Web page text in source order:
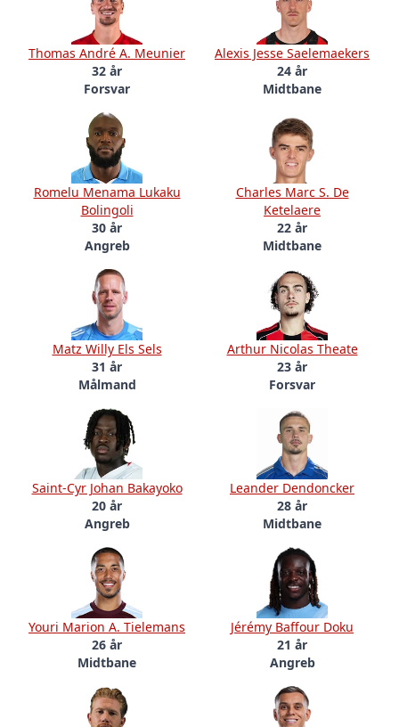
Thomas André A. Meunier
32 år
Forsvar
Alexis Jesse Saelemaekers
24 år
Midtbane
Romelu Menama Lukaku
Bolingoli
30 år
Angreb
Charles Marc S. De
Ketelaere
22 år
Midtbane
Matz Willy Els Sels
31 år
Målmand
Arthur Nicolas Theate
23 år
Forsvar
Saint-Cyr Johan Bakayoko
20 år
Angreb
Leander Dendoncker
28 år
Midtbane
Youri Marion A. Tielemans
26 år
Midtbane
Jérémy Baffour Doku
21 år
Angreb